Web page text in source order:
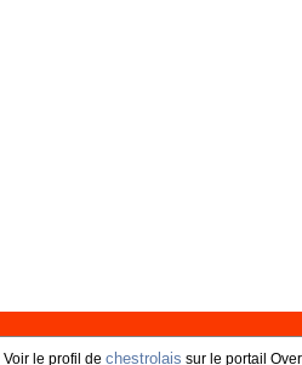
Voir le profil de chestrolais sur le portail